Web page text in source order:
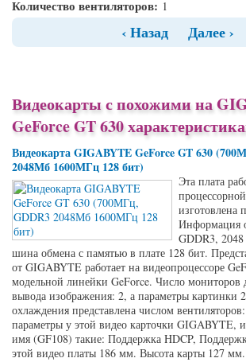
Количество вентиляторов: 1
‹ Назад Далее ›
Видеокарты с похожими на
GeForce GT 630
Видеокарта GIGABYTE GeForce GT 630
2048Мб 1600МГц 128 бит)
Эта плата
изготовлена
Информация
GDDR3,
шина обмена с памятью в плате 128 бит.
от GIGABYTE работает на видеопроцессоре
модельной линейки GeForce. Число мониторов
вывода изображения: 2, а параметры картинки
охлаждения представлена числом
параметры у этой видео карточки GIGABYTE,
имя (GF108) такие: Поддержка HDCP,
этой видео платы 186 мм. Высота карты 127 мм.